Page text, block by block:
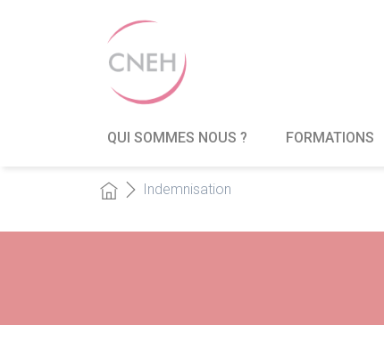
QUI SOMMES NOUS ? FORMATIONS
Indemnisation